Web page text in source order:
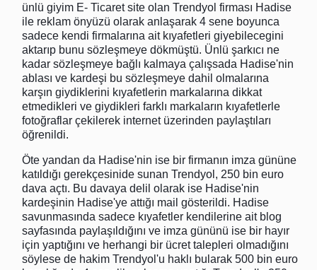
ünlü giyim E- Ticaret site olan Trendyol firması Hadise
ile reklam önyüzü olarak anlaşarak 4 sene boyunca
sadece kendi firmalarına ait kıyafetleri giyebilecegini
aktarıp bunu sözleşmeye dökmüştü. Ünlü şarkıcı ne
kadar sözleşmeye bağlı kalmaya çalışsada Hadise'nin
ablası ve kardeşi bu sözleşmeye dahil olmalarına
karşın giydiklerini kıyafetlerin markalarına dikkat
etmedikleri ve giydikleri farklı markaların kıyafetlerle
fotoğraflar çekilerek internet üzerinden paylaştıları
öğrenildi.
Öte yandan da Hadise'nin ise bir firmanın imza gününe
katıldığı gerekçesinide sunan Trendyol, 250 bin euro
dava açtı. Bu davaya delil olarak ise Hadise'nin
kardeşinin Hadise'ye attığı mail gösterildi. Hadise
savunmasında sadece kıyafetler kendilerine ait blog
sayfasında paylaşıldığını ve imza gününü ise bir hayır
için yaptığını ve herhangi bir ücret talepleri olmadığını
söylese de hakim Trendyol'u haklı bularak 500 bin euro